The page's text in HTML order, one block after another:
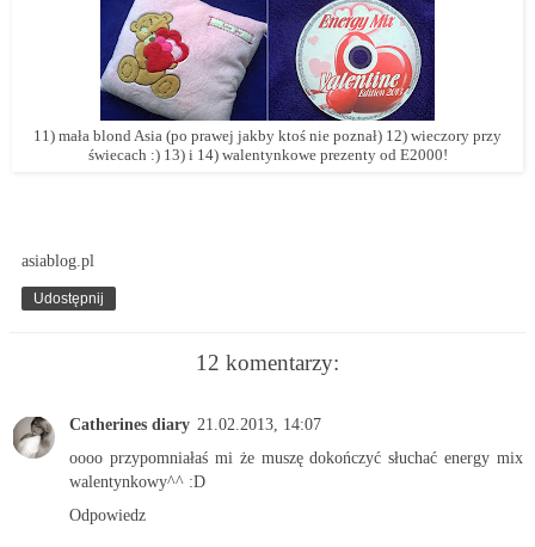
11) mała blond Asia (po prawej jakby ktoś nie poznał) 12) wieczory przy
świecach :) 13) i 14) walentynkowe prezenty od E2000!
asiablog.pl
Udostępnij
12 komentarzy:
Catherines diary 21.02.2013, 14:07
oooo przypomniałaś mi że muszę dokończyć słuchać energy mix
walentynkowy^^ :D
Odpowiedz